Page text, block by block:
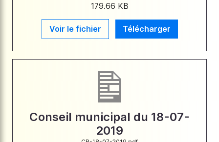
179.66 KB
Voir le fichier Télécharger
Conseil municipal du 18-07-
2019